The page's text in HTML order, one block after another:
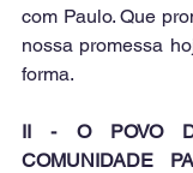
com Paulo. Que
nossa promessa
forma.
II - O POVO
COMUNIDADE